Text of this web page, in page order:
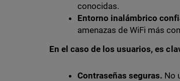
conocidas.
Entorno inalámbrico
amenazas de WiFi más
En el caso de los usuarios, es
Contraseñas seguras. No